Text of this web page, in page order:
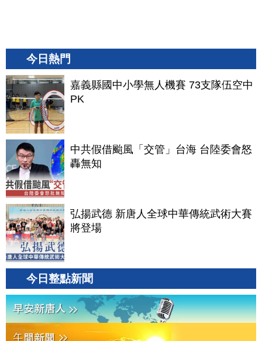
今日熱門
嘉義縣國中小學無人機賽 73支隊伍空中
PK
中共假借颱風「交管」台海 台陸委會怒
轟無知
弘揚武德 新唐人全球中華傳統武術大賽
將登場
今日整點新聞